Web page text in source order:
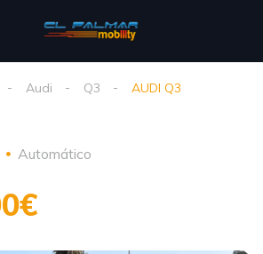
Audi Q3 AUDI Q3
Automático